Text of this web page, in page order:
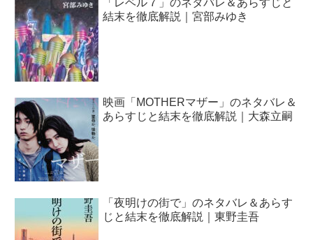
結末を徹底解説｜宮部みゆき
映画「MOTHERマザー」のネタバレ＆
あらすじと結末を徹底解説｜大森立嗣
「夜明けの街で」のネタバレ＆あらす
じと結末を徹底解説｜東野圭吾